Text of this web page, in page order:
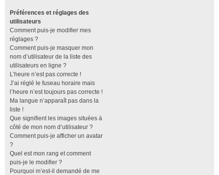
Préférences et réglages des
utilisateurs
Comment puis-je modifier mes
réglages ?
Comment puis-je masquer mon
nom d’utilisateur de la liste des
utilisateurs en ligne ?
L’heure n’est pas correcte !
J’ai réglé le fuseau horaire mais
l’heure n’est toujours pas correcte !
Ma langue n’apparaît pas dans la
liste !
Que signifient les images situées à
côté de mon nom d’utilisateur ?
Comment puis-je afficher un avatar
?
Quel est mon rang et comment
puis-je le modifier ?
Pourquoi m’est-il demandé de me